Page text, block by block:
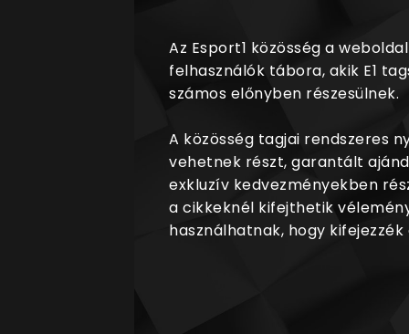
Az Esport1 közösség a
felhasználók tábora, akik E1
számos előnyben részesülnek.
A közösség tagjai rendszeres
vehetnek részt, garantált
exkluzív kedvezményekben
a cikkeknél kifejthetik
használhatnak, hogy